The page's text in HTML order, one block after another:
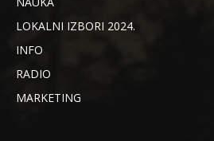
LOKALNI IZBORI 2024.
INFO
RADIO
MARKETING